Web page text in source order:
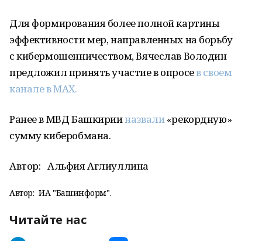
Для формирования более полной картины
эффективности мер, направленных на борьбу
с кибермошенничеством, Вячеслав Володин
предложил принять участие в опросев своем
канале в MAX.
Ранее в МВД Башкирииназвали«рекордную»
сумму киберобмана.
Автор: Альфия Аглиуллина
Автор: ИА "Башинформ".
Читайте нас